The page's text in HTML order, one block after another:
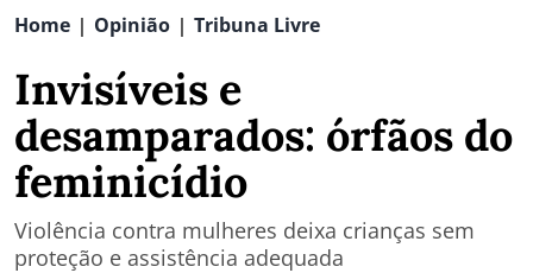
Home | Opinião | Tribuna Livre
Invisíveis e
desamparados: órfãos do
feminicídio
Violência contra mulheres deixa crianças sem
proteção e assistência adequada